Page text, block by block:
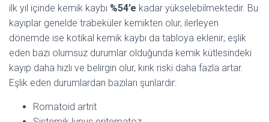
ilk yıl içinde kemik kaybı %54’e kadar yükselebilmektedir. Bu
kayıplar genelde trabeküler kemikten olur, ilerleyen
dönemde ise kotikal kemik kaybı da tabloya eklenir; eşlik
eden bazı olumsuz durumlar olduğunda kemik kütlesindeki
kayıp daha hızlı ve belirgin olur, kırık riski daha fazla artar.
Eşlik eden durumlardan bazıları şunlardır:
Romatoid artrit